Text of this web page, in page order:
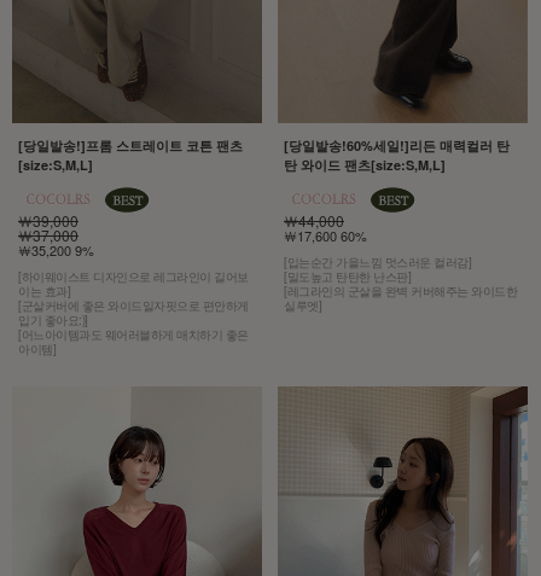
[당일발송!]프롬 스트레이트 코튼 팬츠
[size:S,M,L]
￦39,000
￦37,000
￦35,200 9%
[하이웨이스트 디자인으로 레그라인이 길어보
이는 효과]
[군살커버에 좋은 와이드일자핏으로 편안하게
입기 좋아요:)]
[어느아이템과도 웨어러블하게 매치하기 좋은
아이템]
[당일발송!60%세일!]리든 매력컬러 탄
탄 와이드 팬츠[size:S,M,L]
￦44,000
￦17,600 60%
[입는순간 가을느낌 멋스러운 컬러감]
[밀도높고 탄탄한 난스판]
[레그라인의 군살을 완벽 커버해주는 와이드한
실루엣]